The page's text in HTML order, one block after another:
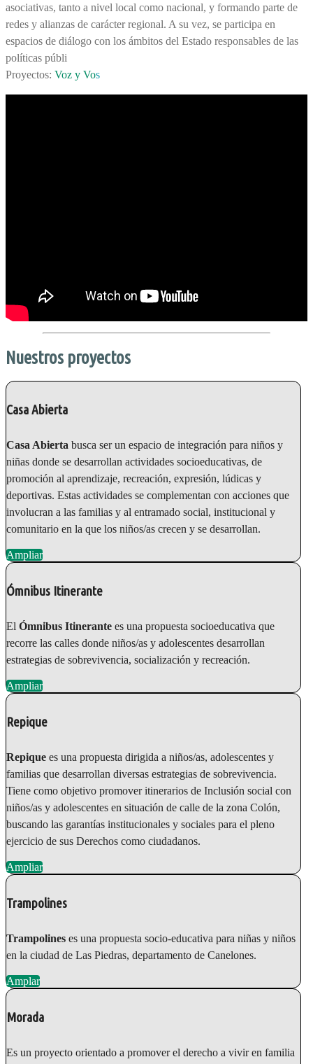
asociativas, tanto a nivel local como nacional, y formando parte de
redes y alianzas de carácter regional. A su vez, se participa en
espacios de diálogo con los ámbitos del Estado responsables de las
políticas públi
Proyectos: Voz y Vos
Nuestros proyectos
Casa Abierta
Casa Abierta busca ser un espacio de integración para niños y
niñas donde se desarrollan actividades socioeducativas, de
promoción al aprendizaje, recreación, expresión, lúdicas y
deportivas. Estas actividades se complementan con acciones que
involucran a las familias y al entramado social, institucional y
comunitario en la que los niños/as crecen y se desarrollan.
Ampliar
Ómnibus Itinerante
El Ómnibus Itinerante es una propuesta socioeducativa que
recorre las calles donde niños/as y adolescentes desarrollan
estrategias de sobrevivencia, socialización y recreación.
Ampliar
Repique
Repique es una propuesta dirigida a niños/as, adolescentes y
familias que desarrollan diversas estrategias de sobrevivencia.
Tiene como objetivo promover itinerarios de Inclusión social con
niños/as y adolescentes en situación de calle de la zona Colón,
buscando las garantías institucionales y sociales para el pleno
ejercicio de sus Derechos como ciudadanos.
Ampliar
Trampolines
Trampolines es una propuesta socio-educativa para niñas y niños
en la ciudad de Las Piedras, departamento de Canelones.
Amplar
Morada
Es un proyecto orientado a promover el derecho a vivir en familia